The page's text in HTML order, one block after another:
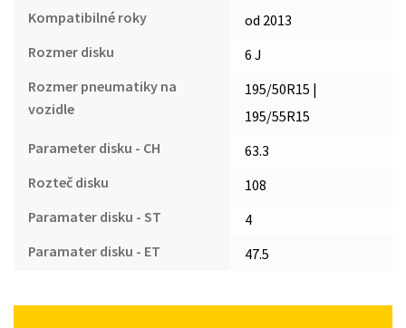
Kompatibilné roky
od 2013
Rozmer disku
6 J
Rozmer pneumatiky na
vozidle
195/50R15 |
195/55R15
Parameter disku - CH
63.3
Rozteč disku
108
Paramater disku - ST
4
Paramater disku - ET
47.5